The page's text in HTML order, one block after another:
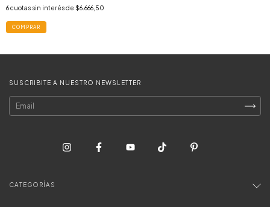
6cuotas sin interés de $6.666,50
COMPRAR
SUSCRIBITE A NUESTRO NEWSLETTER
CATEGORÍAS